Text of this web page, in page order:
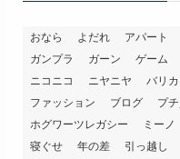
おなら よだれ アパート
ガンプラ
ガーン ゲーム
ニコニコ
ニヤニヤ バリ
ファッション
ブログ プ
ホグワーツレガシー
ミーノ
寝ぐせ
年の差 引っ越し